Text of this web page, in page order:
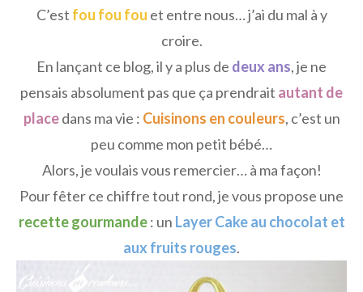
C’est fou fou fou et entre nous… j’ai du mal à y
croire.
En lançant ce blog, il y a plus de deux ans, je ne
pensais absolument pas que ça prendrait autant de
placedans ma vie : Cuisinons en couleurs, c’est un
peu comme mon petit bébé…
Alors, je voulais vous remercier… à ma façon!
Pour fêter ce chiffre tout rond, je vous propose une
recette gourmande: un Layer Cake au chocolat et
aux fruits rouges.